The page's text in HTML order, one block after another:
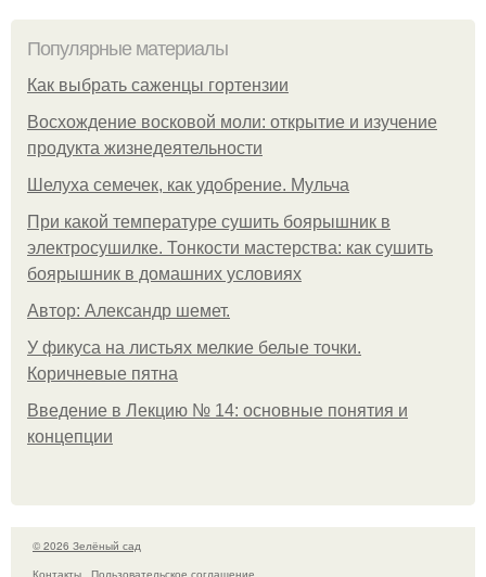
Популярные материалы
Как выбрать саженцы гортензии
Восхождение восковой моли: открытие и изучение
продукта жизнедеятельности
Шелуха семечек, как удобрение. Мульча
При какой температуре сушить боярышник в
электросушилке. Тонкости мастерства: как сушить
боярышник в домашних условиях
Автор: Александр шемет.
У фикуса на листьях мелкие белые точки.
Коричневые пятна
Введение в Лекцию № 14: основные понятия и
концепции
© 2026 Зелёный сад
Контакты
Пользовательское соглашение